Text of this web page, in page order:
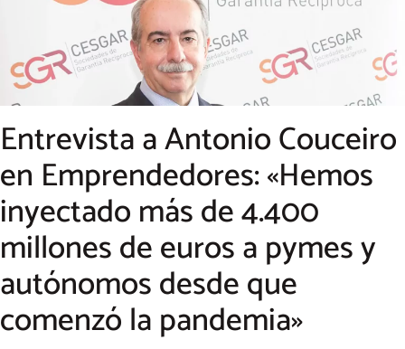
Entrevista a Antonio Couceiro
en Emprendedores: «Hemos
inyectado más de 4.400
millones de euros a pymes y
autónomos desde que
comenzó la pandemia»